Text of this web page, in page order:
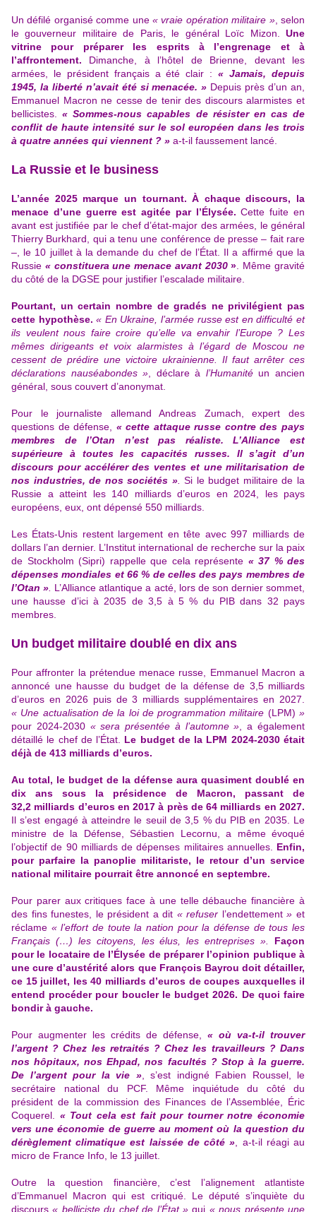
Un défilé organisé comme une « vraie opération militaire », selon
le gouverneur militaire de Paris, le général Loïc Mizon. Une
vitrine pour préparer les esprits à l’engrenage et à
l’affrontement.
Dimanche, à l’hôtel de Brienne, devant les
armées, le président français a été clair :« Jamais, depuis
1945, la liberté n’avait été si menacée. » Depuis près d’un an,
Emmanuel Macron ne cesse de tenir des discours alarmistes et
bellicistes.« Sommes-nous capables de résister en cas de
conflit de haute intensité sur le sol européen dans les trois
à quatre années qui viennent ? » a-t-il faussement lancé.
La Russie et le business
L’année 2025 marque un tournant. À chaque discours, la
menace d’une guerre est agitée par l’Élysée. Cette fuite en
avant est justifiée par le chef d’état-major des armées, le général
Thierry Burkhard, qui a tenu une conférence de presse – fait rare
–, le 10 juillet à la demande du chef de l’État. Il a affirmé que la
Russie « constituera une menace avant 2030» . Même gravité
du côté de la DGSE pour justifier l’escalade militaire.
Pourtant, un certain nombre de gradés ne privilégient pas
cette hypothèse. « En Ukraine, l’armée russe est en difficulté et
ils veulent nous faire croire qu’elle va envahir l’Europe ? Les
mêmes dirigeants et voix alarmistes à l’égard de Moscou ne
cessent de prédire une victoire ukrainienne. Il faut arrêter ces
déclarations nauséabondes » , déclare à l’Humanitéun ancien
général, sous couvert d’anonymat.
Pour le journaliste allemand Andreas Zumach, expert des
questions de défense, « cette attaque russe contre des pays
membres de l’Otan n’est pas réaliste. L’Alliance est
supérieure à toutes les capacités russes. Il s’agit d’un
discours pour accélérer des ventes et une militarisation de
nos industries, de nos sociétés ». Si le budget militaire de la
Russie a atteint les 140 milliards d’euros en 2024, les pays
européens, eux, ont dépensé 550 milliards.
Les États-Unis restent largement en tête avec 997 milliards de
dollars l’an dernier. L’Institut international de recherche sur la paix
de Stockholm (Sipri) rappelle que cela représente « 37 % des
dépenses mondiales et 66 % de celles des pays membres de
l’Otan » L’Alliance atlantique a acté, lors de son dernier sommet,
une hausse d’ici à 2035 de 3,5 à 5 % du PIB dans 32 pays
membres.
Un budget militaire doublé en dix ans
Pour affronter la prétendue menace russe, Emmanuel Macron a
annoncé une hausse du budget de la défense de 3,5 milliards
d’euros en 2026 puis de 3 milliards supplémentaires en 2027.
« Une actualisation de la loi de programmation militaire (LPM) »
pour 2024-2030« sera présentée à l’automne » , a également
détaillé le chef de l’État. Le budget de la LPM 2024-2030 était
déjà de 413 milliards d’euros.
Au total, le budget de la défense aura quasiment doublé en
dix ans sous la présidence de Macron, passant de
32,2 milliards d’euros en 2017 à près de 64 milliards en 2027.
Il s’est engagé à atteindre le seuil de 3,5 % du PIB en 2035.
Le
ministre de la Défense, Sébastien Lecornu , a même évoqué
l’objectif de 90 milliards de dépenses militaires annuelles. Enfin,
pour parfaire la panoplie militariste, le retour d’un service
national militaire pourrait être annoncé en septembre.
Pour parer aux critiques face à une telle débauche financière à
des fins funestes, le président a dit « refuser l’endettement» et
réclame « l’effort de toute la nation pour la défense de tous les
Français (…) les citoyens, les élus, les entreprises »
Façon
pour le locataire de l’Élysée de préparer l’opinion publique à
une cure d’austérité alors que François Bayrou doit détailler,
ce 15 juillet, les 40 milliards d’euros de coupes auxquelles il
entend procéder pour boucler le budget 2026. De quoi faire
bondir à gauche.
Pour augmenter les crédits de défense, « où va-t-il trouver
l’argent ? Chez les retraités ? Chez les travailleurs ? Dans
nos hôpitaux, nos Ehpad, nos facultés ? Stop à la guerre.
De l’argent pour la vie », s’est indigné Fabien Roussel, le
secrétaire national du PCF. Même inquiétude du côté du
président de la commission des Finances de l’Assemblée, Éric
Coquerel. « Tout cela est fait pour tourner notre économie
vers une économie de guerre au moment où la question du
dérèglement climatique est laissée de côté » , a-t-il réagi au
micro de France Info, le 13 juillet.
Outre la question financière, c’est l’alignement atlantiste
d’Emmanuel Macron qui est critiqué. Le député s’inquiète du
discours« belliciste du chef de l’État »qui « nous présente une